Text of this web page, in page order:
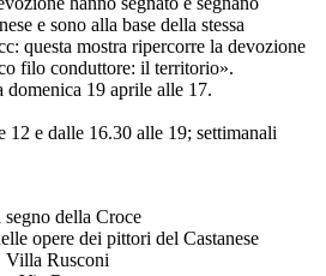
e sono alla base della stessa
questa mostra ripercorre la devozione
filo conduttore: il territorio».
domenica 19 aprile alle 17.
12 e dalle 16.30 alle 19; settimanali
segno della Croce
opere dei pittori del Castanese
Villa Rusconi